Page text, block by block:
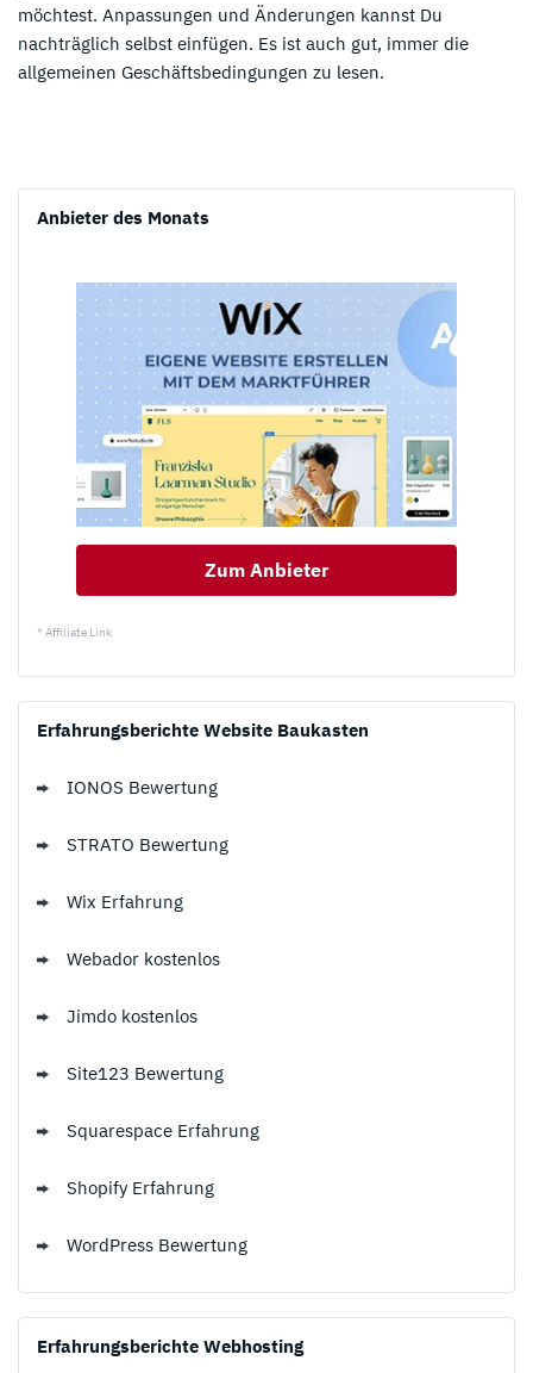
möchtest. Anpassungen und Änderungen kannst Du
nachträglich selbst einfügen. Es ist auch gut, immer die
allgemeinen Geschäftsbedingungen zu lesen.
Anbieter des Monats
Zum Anbieter
* Affiliate Link
Erfahrungsberichte Website Baukasten
IONOS Bewertung
STRATO Bewertung
Wix Erfahrung
Webador kostenlos
Jimdo kostenlos
Site123 Bewertung
Squarespace Erfahrung
Shopify Erfahrung
WordPress Bewertung
Erfahrungsberichte Webhosting